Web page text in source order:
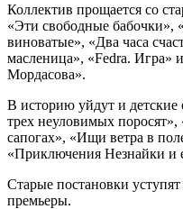
Коллектив прощается со
«Эти свободные бабочки»,
виноватые», «Два часа
масленица», «Fedra. Игра»
Мордасова».
В историю уйдут и
трех неуловимых
сапогах», «Ищи ветра в
«Приключения Незнайки и
Старые постановки
премьеры.